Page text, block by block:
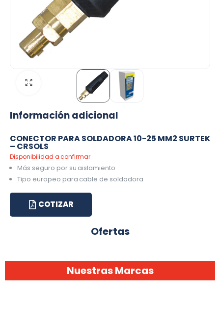
Información adicional
CONECTOR PARA SOLDADORA 10-25 MM2 SURTEK
– CRSOLS
Disponibilidad a confirmar
Más seguro por su aislamiento
Tipo europeo para cable de soldadora
COTIZAR
Ofertas
Nuestras Marcas